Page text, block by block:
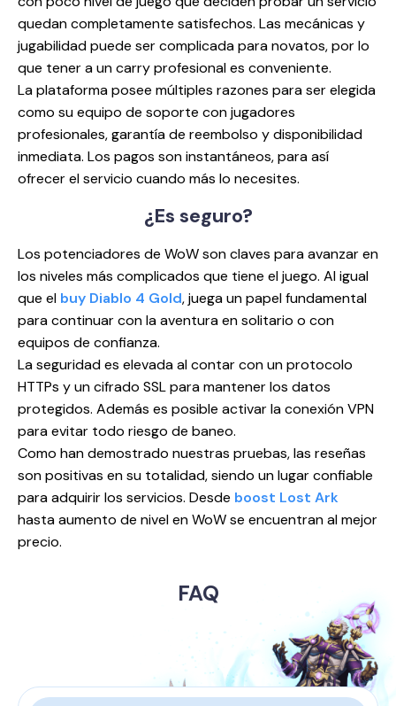
quedan completamente satisfechos. Las mecánicas y
jugabilidad puede ser complicada para novatos, por lo
que tener a un carry profesional es conveniente.
La plataforma posee múltiples razones para ser elegida
como su equipo de soporte con jugadores
profesionales, garantía de reembolso y disponibilidad
inmediata. Los pagos son instantáneos, para así
ofrecer el servicio cuando más lo necesites.
¿Es seguro?
Los potenciadores de WoW son claves para avanzar en
los niveles más complicados que tiene el juego. Al igual
que el buy Diablo 4 Gold, juega un papel fundamental
para continuar con la aventura en solitario o con
equipos de confianza.
La seguridad es elevada al contar con un protocolo
HTTPs y un cifrado SSL para mantener los datos
protegidos. Además es posible activar la conexión VPN
para evitar todo riesgo de baneo.
Como han demostrado nuestras pruebas, las reseñas
son positivas en su totalidad, siendo un lugar confiable
para adquirir los servicios. Desde boost Lost Ark
hasta aumento de nivel en WoW se encuentran al mejor
precio.
FAQ